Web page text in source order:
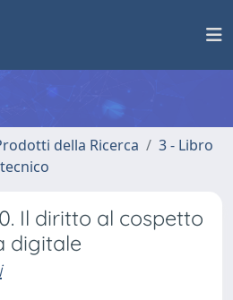
della Ricerca
3 - Libro
Il diritto al cospetto
digitale